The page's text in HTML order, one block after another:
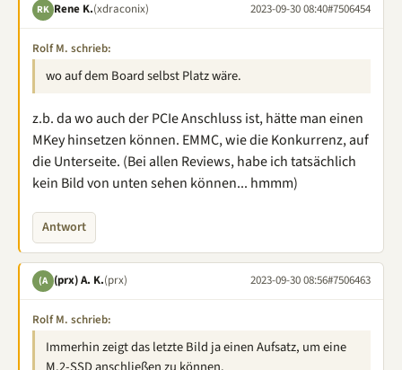
RK Rene K.(xdraconix) 2023-09-30 08:40#7506454
Rolf M. schrieb:
wo auf dem Board selbst Platz wäre.
z.b. da wo auch der PCIe Anschluss ist, hätte man einen
MKey hinsetzen können. EMMC, wie die Konkurrenz, auf
die Unterseite. (Bei allen Reviews, habe ich tatsächlich
kein Bild von unten sehen können... hmmm)
Antwort
(A (prx) A. K.(prx) 2023-09-30 08:56#7506463
Rolf M. schrieb:
Immerhin zeigt das letzte Bild ja einen Aufsatz, um eine